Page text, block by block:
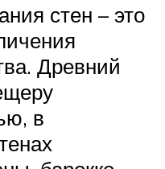
стен – это
Древний
в